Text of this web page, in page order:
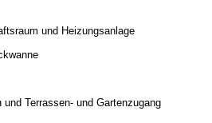
und Heizungsanlage
Terrassen- und Gartenzugang